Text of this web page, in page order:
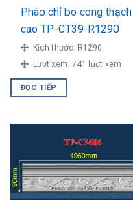
Phào chỉ bo cong thạch
cao TP-CT39-R1290
Kích thước: R1290
Lượt xem: 741 lượt xem
ĐỌC TIẾP